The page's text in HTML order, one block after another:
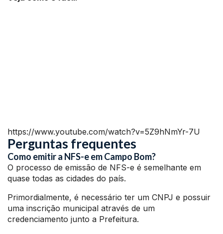
https://www.youtube.com/watch?v=5Z9hNmYr-7U
Perguntas frequentes
Como emitir a NFS-e em Campo Bom?
O processo de emissão de NFS-e é semelhante em
quase todas as cidades do país.
Primordialmente, é necessário ter um CNPJ e possuir
uma inscrição municipal através de um
credenciamento junto a Prefeitura.